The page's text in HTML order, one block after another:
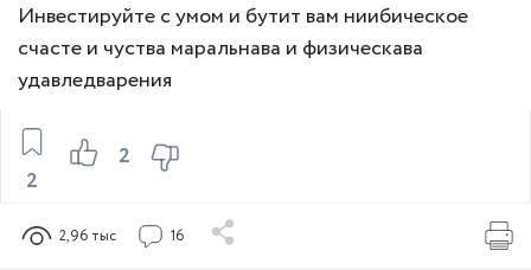
2
2
Инвестируйте с умом и бутит вам ниибическое
счасте и чуства маральнава и физическава
удавледварения
2,96 тыс 16